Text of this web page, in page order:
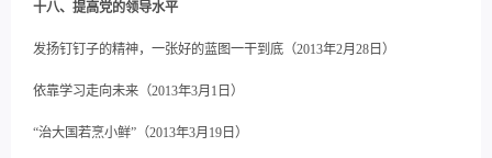
十八、提高党的领导水平
发扬钉钉子的精神，一张好的蓝图一干到底（2013年2月28日）
依靠学习走向未来（2013年3月1日）
“治大国若烹小鲜”（2013年3月19日）